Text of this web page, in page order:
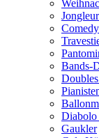
Bands-
Gaukler